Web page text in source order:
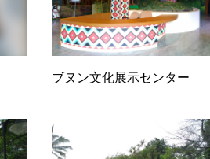
ブヌン文化展示センター